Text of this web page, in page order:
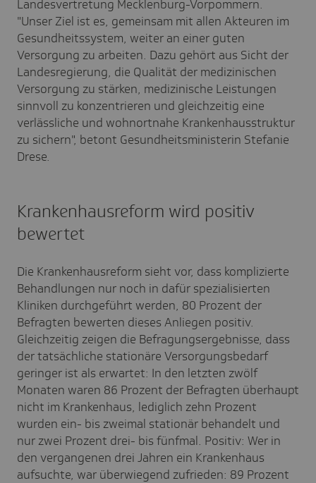
Landesvertretung Mecklenburg-Vorpommern.
"Unser Ziel ist es, gemeinsam mit allen Akteuren im
Gesundheitssystem, weiter an einer guten
Versorgung zu arbeiten. Dazu gehört aus Sicht der
Landesregierung, die Qualität der medizinischen
Versorgung zu stärken, medizinische Leistungen
sinnvoll zu konzentrieren und gleichzeitig eine
verlässliche und wohnortnahe Krankenhausstruktur
zu sichern", betont Gesundheitsministerin Stefanie
Drese.
Krankenhausreform wird positiv
bewertet
Die Krankenhausreform sieht vor, dass komplizierte
Behandlungen nur noch in dafür spezialisierten
Kliniken durchgeführt werden, 80 Prozent der
Befragten bewerten dieses Anliegen positiv.
Gleichzeitig zeigen die Befragungsergebnisse, dass
der tatsächliche stationäre Versorgungsbedarf
geringer ist als erwartet: In den letzten zwölf
Monaten waren 86 Prozent der Befragten überhaupt
nicht im Krankenhaus, lediglich zehn Prozent
wurden ein- bis zweimal stationär behandelt und
nur zwei Prozent drei- bis fünfmal. Positiv: Wer in
den vergangenen drei Jahren ein Krankenhaus
aufsuchte, war überwiegend zufrieden: 89 Prozent